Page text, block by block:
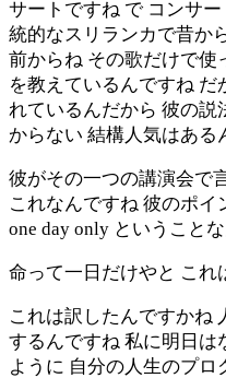
サートですね で コンサ
統的なスリランカで昔か
前からね その歌だけで使
を教えているんですね
れているんだから 彼の説
からない 結構人気はある
彼がその一つの講演会で
これなんですね 彼のポイ
one day only ということ
命って一日だけやと これ
これは訳したんですかね
するんですね 私に明日は
ように 自分の人生のプ